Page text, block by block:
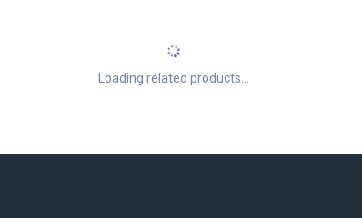
Loading related products...